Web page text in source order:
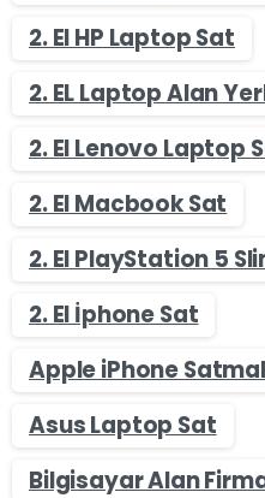
2. El HP Laptop Sat
2. EL Laptop Alan
2. El Lenovo Laptop
2. El Macbook Sat
2. El PlayStation 5
2. El İphone Sat
Apple iPhone
Asus Laptop Sat
Bilgisayar Alan